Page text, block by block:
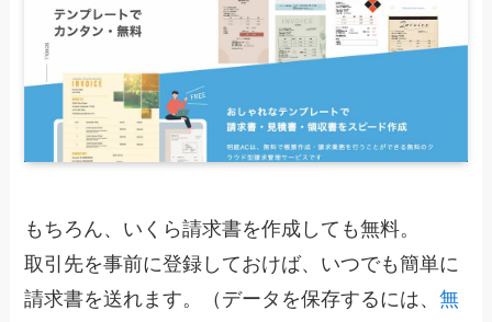
もちろん、 いくら請求書を作成しても無料。
取引先を事前に登録しておけば、いつでも簡単に
請求書を送れます。（データを保存するには、無